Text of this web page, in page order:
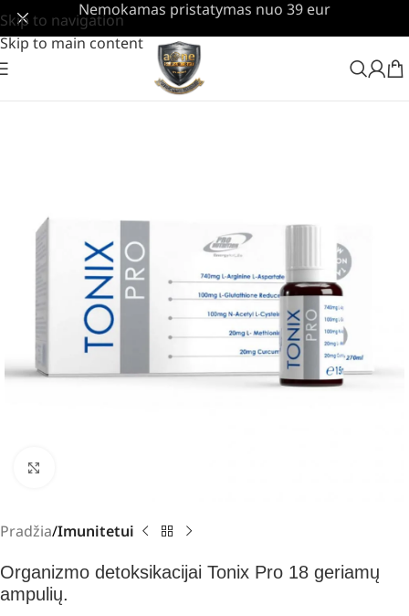
Skip to navigation
Skip to main content
Nemokamas pristatymas nuo 39 eur
Pradžia Imunitetui
Organizmo detoksikacijai Tonix Pro 18 geriamų
ampulių.